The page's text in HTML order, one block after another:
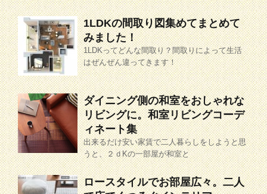
1LDKの間取り図集めてまとめて
みました！
1LDKってどんな間取り？間取りによって生活
はぜんぜん違ってきます！
ダイニング側の和室をおしゃれな
リビングに。和室リビングコーデ
ィネート集
出来るだけ安い家賃で二人暮らしをしようと思
うと、２ｄKの一部屋が和室と
ロースタイルでお部屋広々。二人